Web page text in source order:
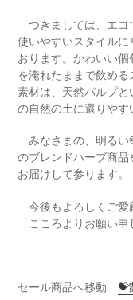
つきましては、エコ
使いやすいスタイルに
おります。かわいい
を淹れたままで飲め
素材は、天然パルプと
の自然の土に還りやす
みなさまの、明るい
のブレンドハーブ商
お届けして参ります。
今後もよろしくご愛
こころよりお願い申
セール商品へ移動 💝